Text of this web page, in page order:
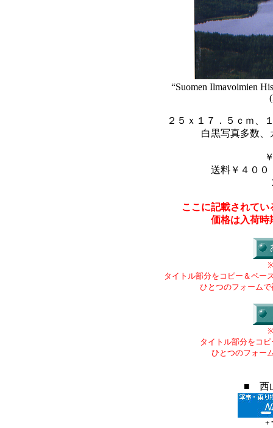
“Suomen Ilmavoimien
２５ｘ１７．５ｃｍ、
白黒写真多数、
送料￥４００
ここに記載されて
価格は入荷時
タイトル部分をコピー＆ペー
ひとつのフォーム
タイトル部分をコ
ひとつのフォー
■ 西
+